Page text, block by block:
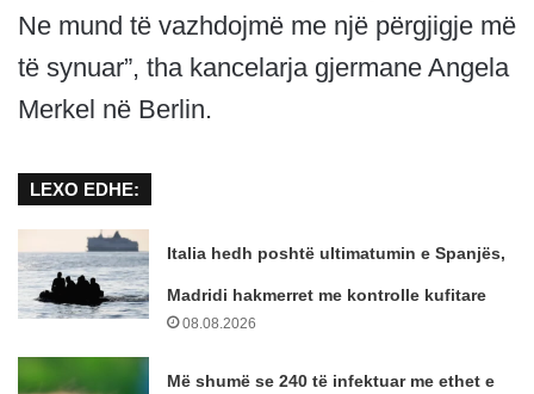
Ne mund të vazhdojmë me një përgjigje më
të synuar”, tha kancelarja gjermane Angela
Merkel në Berlin.
LEXO EDHE:
Italia hedh poshtë ultimatumin e Spanjës,
Madridi hakmerret me kontrolle kufitare
08.08.2026
Më shumë se 240 të infektuar me ethet e